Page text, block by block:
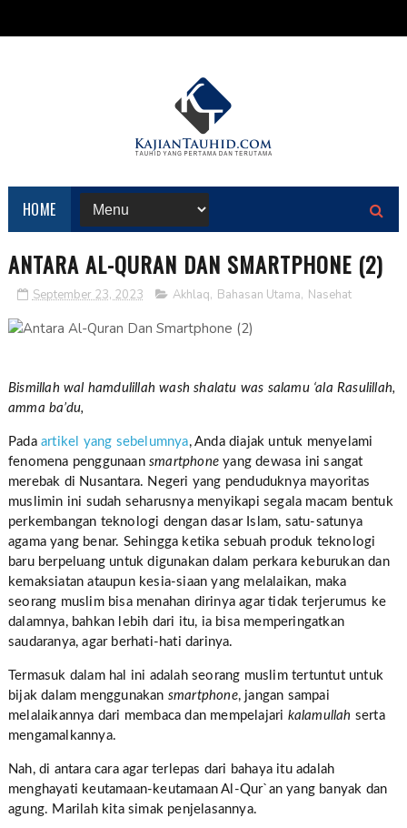
HOME
ANTARA AL-QURAN DAN SMARTPHONE (2)
September 23, 2023 Akhlaq, Bahasan Utama, Nasehat
Bismillah wal hamdulillah wash shalatu was salamu ‘ala Rasulillah,
amma ba’du,
Pada artikel yang sebelumnya, Anda diajak untuk menyelami
fenomena penggunaan smartphoneyang dewasa ini sangat
merebak di Nusantara. Negeri yang penduduknya mayoritas
muslimin ini sudah seharusnya menyikapi segala macam bentuk
perkembangan teknologi dengan dasar Islam, satu-satunya
agama yang benar. Sehingga ketika sebuah produk teknologi
baru berpeluang untuk digunakan dalam perkara keburukan dan
kemaksiatan ataupun kesia-siaan yang melalaikan, maka
seorang muslim bisa menahan dirinya agar tidak terjerumus ke
dalamnya, bahkan lebih dari itu, ia bisa memperingatkan
saudaranya, agar berhati-hati darinya.
Termasuk dalam hal ini adalah seorang muslim tertuntut untuk
bijak dalam menggunakan smartphone, jangan sampai
melalaikannya dari membaca dan mempelajari kalamullah serta
mengamalkannya.
Nah, di antara cara agar terlepas dari bahaya itu adalah
menghayati keutamaan-keutamaan Al-Qur`an yang banyak dan
agung. Marilah kita simak penjelasannya.